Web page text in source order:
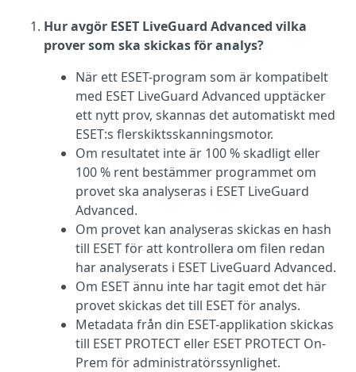
Hur avgör ESET LiveGuard Advanced vilka
prover som ska skickas för analys?
När ett ESET-program som är kompatibelt
med ESET LiveGuard Advanced upptäcker
ett nytt prov, skannas det automatiskt med
ESET:s flerskiktsskanningsmotor.
Om resultatet inte är 100 % skadligt eller
100 % rent bestämmer programmet om
provet ska analyseras i ESET LiveGuard
Advanced.
Om provet kan analyseras skickas en hash
till ESET för att kontrollera om filen redan
har analyserats i ESET LiveGuard Advanced.
Om ESET ännu inte har tagit emot det här
provet skickas det till ESET för analys.
Metadata från din ESET-applikation skickas
till ESET PROTECT eller ESET PROTECT On-
Prem för administratörssynlighet.